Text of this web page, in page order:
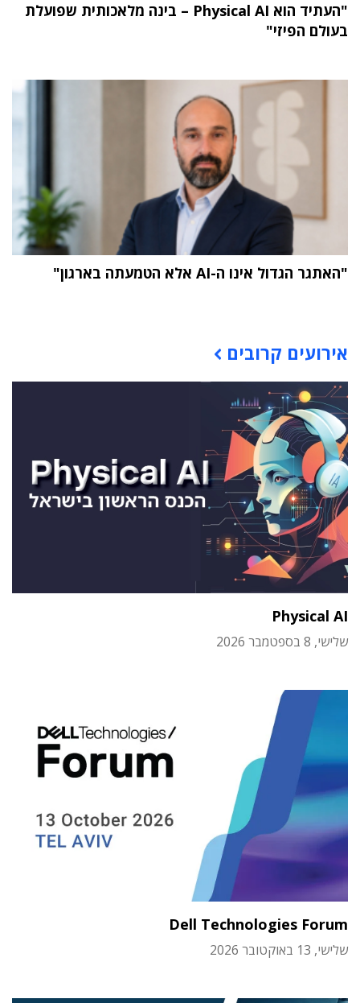
"העתיד הוא Physical AI – בינה מלאכותית שפועלת
בעולם הפיזי"
"האתגר הגדול אינו ה-AI אלא הטמעתה בארגון"
אירועים קרובים
Physical AI
שלישי, 8 בספטמבר 2026
Dell Technologies Forum
שלישי, 13 באוקטובר 2026